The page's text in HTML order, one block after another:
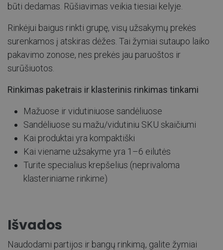
būti dedamas. Rūšiavimas veikia tiesiai kelyje.
Rinkėjui baigus rinkti grupę, visų užsakymų prekės
surenkamos į atskiras dėžes. Tai žymiai sutaupo laiko
pakavimo zonose, nes prekės jau paruoštos ir
surūšiuotos.
Rinkimas paketrais ir klasterinis rinkimas tinkami
Mažuose ir vidutiniuose sandėliuose
Sandėliuose su mažu/vidutiniu SKU skaičiumi
Kai produktai yra kompaktiški
Kai viename užsakyme yra 1–6 eilutės
Turite specialius krepšelius (neprivaloma
klasteriniame rinkime)
Išvados
Naudodami partijos ir bangų rinkimą, galite žymiai